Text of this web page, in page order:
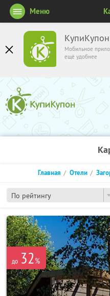
КупиКупон
Мобильное
ещё удобнее
Меню
По рейтингу
Главная Отели
до 32%